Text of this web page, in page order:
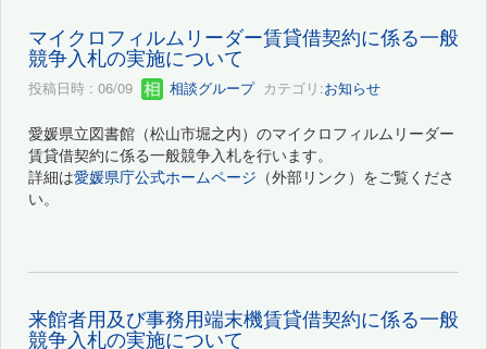
マイクロフィルムリーダー賃貸借契約に係る一般
競争入札の実施について
投稿日時 : 06/09 相談グループカテゴリ:お知らせ
愛媛県立図書館（松山市堀之内）のマイクロフィルムリーダー
賃貸借契約に係る一般競争入札を行います。
詳細は愛媛県庁公式ホームページ （外部リンク）をご覧くださ
い。
来館者用及び事務用端末機賃貸借契約に係る一般
競争入札の実施について